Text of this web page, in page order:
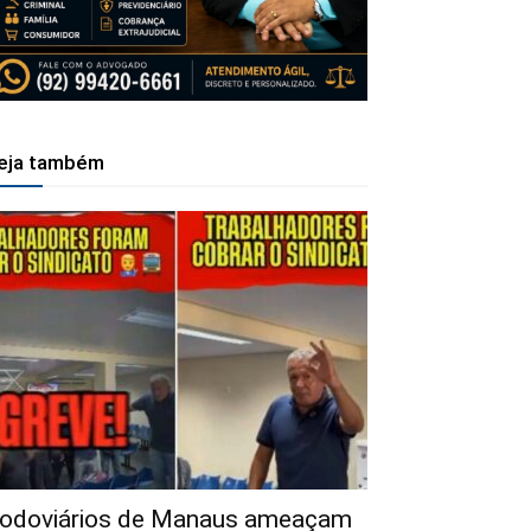
também
de Manaus ameaçam